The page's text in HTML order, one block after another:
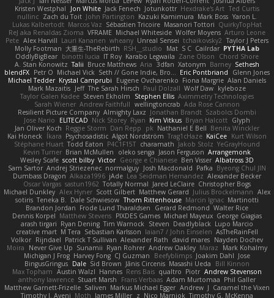
Kristen Westphal
Jon White Jack Fenech Jotunkottr Hexdrake's Art Ted Curtis
nullinc Zach du Toit John Partington Kazuki Kamimura Mark Boss Yaron L.
Lukas Kalbertodt Marcos Vaz Sébastien Tricoire Masanori Tottori QuirkyTopHat
ReJ aka Renaldas Zioma VFRAME Michael Whiteside Wolfer Moyens Arturo Leone
Pete Alex Harvill Lauri Kananen wheany Unreal Sensei tchaikovsky2 Taylor J Peters
Molly Footman 大重生-TheRebirth RSH__studio Mat S C Cailrdar PYTHA Lab
OddlyBigBear binotti lucia IT Roy Karabo Legwaila Zane Olson
Chord Shore
A. Stan Konowitz Talii Bruce Matthews Aria 3dfan Xatonym Barney Sethesh
blendFX Petr O Michael Vick Seth // Gone Indie, Bro... Eric Pontbriand
Glenn Jones
Michael Tedder Krystal Camprubi Eugene Ovcharenko Fiona Margrie Alan Daniels
Mark Mazaitis Jeff The Sarah Hirsch Paul Dolzall Wolf Daw kyleboze
Taylor Galen Kadee Steven Ekholm Stephen Ellis Aximmetry Technologies
Sarah Wiener Andrew Faithfull wellingtoncrab Ada Rose Cannon
Resilient Picture Company Almighty Laxz Jonathan Brandt Szabolcs Dombi
Jose Nario
ELITECAD Nick Storey Ryan Kim Vitkus Bryan Halcott Glyph
Jan Oliver Koch Reggie Storm Dan Repp pk Nathaniel E Bell Benita Winckler
Kai Honeck
Íkara Psychosadistic Algot Nordström Trag1cHaze KaiCee Kurt Wilson
Stéphane Huart Todd Eaton P4C1F15T charamath Jakob Stolz YeGrayHound
Kevin Turner Brian McMullen oleko senga Jason Ferguson Arrangemonk
Wesley Scafe scott bilby Victor George e Chianese Ben Visser Albatross 3D
Sam Sartor Andrej Striezenec normalguy Josh Macdonald Pafka Byeong Chul JIN
Dumbass Dragon Alkaza1996 jAde Lea Seidman Hernandez Alexander Becker
Oscar Vargas sastun1962 Totally Normal Jared LeClaire Christopher Bogs
Michael Dunkley Alex Hyner Scott Gilbert Matthew Gerard Julius Brockelmann Alex
sotiris Teneka B. Dale Schwiesow Thom Rittenhouse Marcin Ignac Martinotti
Brandon Jordan Frode Lund Tharaldsen Gerard Redmond Walter Rice
Dennis Korpel Matthew Stevens PIXDES Games Michael Mayeux George Giagias
arash tirgari Ryan Dening Tim Warnock Steven Deadlyblack Lupo Marcio
creative mart M Tera Sebastian Karlsson Iaian7 / John Einselen AsTheRainFell
Volkor Rijndael Patrick T Sullivan Alexander Rath david mares Nayden Dochev
Moira
Never Give Up Sunamii Ryan Rohrer Andrew Oakley Maraz
Mark Kohalmy
Michigan J Frog Harvey Fong CJ Guzman Beefyblimps Joakim Dahl Jose
BingusGringus Dale Sid Brown Jānis Circenis Masashi Ueda
Bill Kinnon
Max Topham Austin Walzl Hannes Rens Bais qualtro Piotr Andrew Stevenson
anthony lawrence Stuart Marsh Frans Verbaas Adam Murtomaa Phil Galler
Matthew Garnett-Frizelle Saliven Markus Michael Egger Andrew J Caramel the Vixen
Timothy J. Aveni Moth James Miller z Nico Marniok Timothy G. McKenna